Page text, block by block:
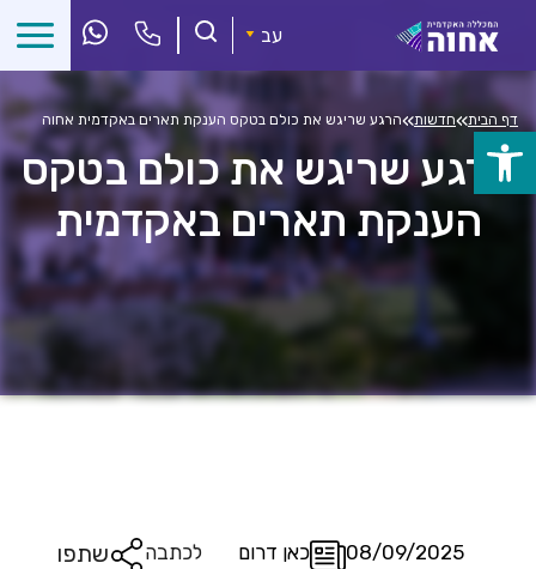
פתח
סרגל
התוכן
עב
דף הבית»חדשות»הרגע שריגש את כולם בטקס הענקת תארים באקדמית אחוה
הרגע שריגש את כולם בטקס
הענקת תארים באקדמית
אחוה
08/09/2025 כאן דרום לכתבה שתפו